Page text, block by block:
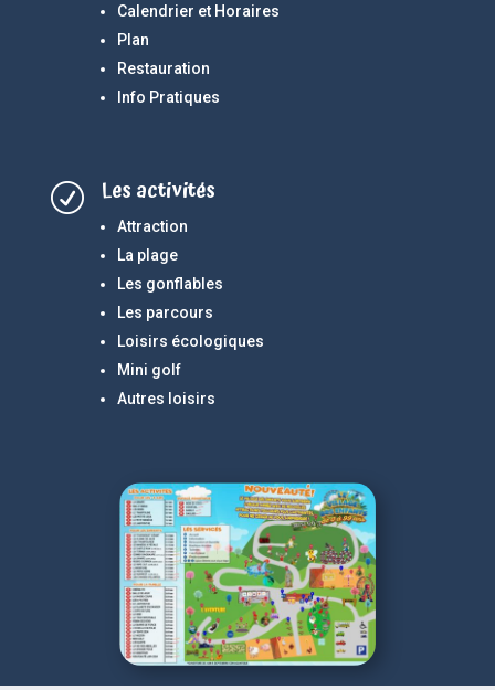
Calendrier et Horaires
Plan
Restauration
Info Pratiques
R Les activités
Attraction
La plage
Les gonflables
Les parcours
Loisirs écologiques
Mini golf
Autres loisirs